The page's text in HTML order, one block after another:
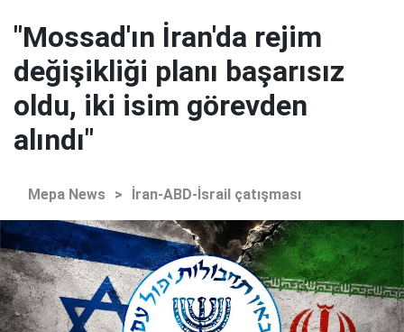
"Mossad'ın İran'da rejim
değişikliği planı başarısız
oldu, iki isim görevden
alındı"
Mepa News > İran-ABD-İsrail çatışması